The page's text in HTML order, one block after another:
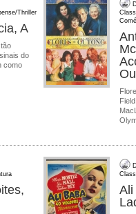
Thriller
A
do
como
Ali